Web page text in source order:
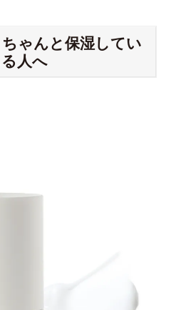
ちゃんと保湿してい
人へ